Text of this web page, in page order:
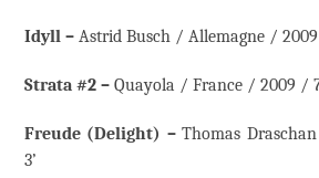
Idyll – Astrid Busch / Allemagne / 2009
Strata #2 – Quayola / France / 2009 /
Freude (Delight) –Thomas
3’